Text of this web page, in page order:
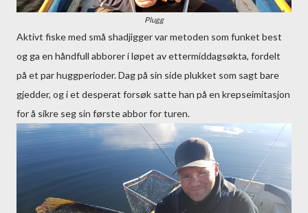
Plugg
Aktivt fiske med små shadjigger var metoden som funket best
og ga en håndfull abborer i løpet av ettermiddagsøkta, fordelt
på et par huggperioder. Dag på sin side plukket som sagt bare
gjedder, og i et desperat forsøk satte han på en krepseimitasjon
for å sikre seg sin første abbor for turen.